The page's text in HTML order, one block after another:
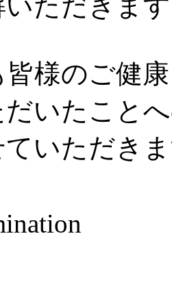
様のご健
だいたこと
いただき